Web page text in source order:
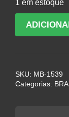
1 em estoque
DO
–
FAB
SKU: MB-1539
Categorias: